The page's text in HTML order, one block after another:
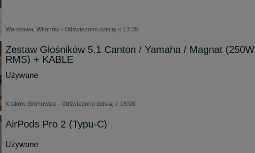
Warszawa, Wilanów - Odświeżono dzisiaj o 17:35
Zestaw Głośników 5.1 Canton / Yamaha / Magnat (250W
RMS) + KABLE
Używane
Kraków, Bronowice - Odświeżono dzisiaj o 18:08
AirPods Pro 2 (Typu-C)
Używane